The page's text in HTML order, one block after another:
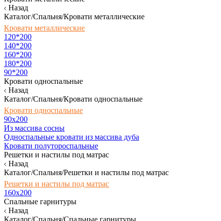
Назад
Каталог/Спальня/Кровати металлические
Кровати металлические
120*200
140*200
160*200
180*200
90*200
Кровати односпальные
Назад
Каталог/Спальня/Кровати односпальные
Кровати односпальные
90х200
Из массива сосны
Односпальные кровати из массива дуба
Кровати полутороспальные
Решетки и настилы под матрас
Назад
Каталог/Спальня/Решетки и настилы под матрас
Решетки и настилы под матрас
160х200
Спальные гарнитуры
Назад
Каталог/Спальня/Спальные гарнитуры